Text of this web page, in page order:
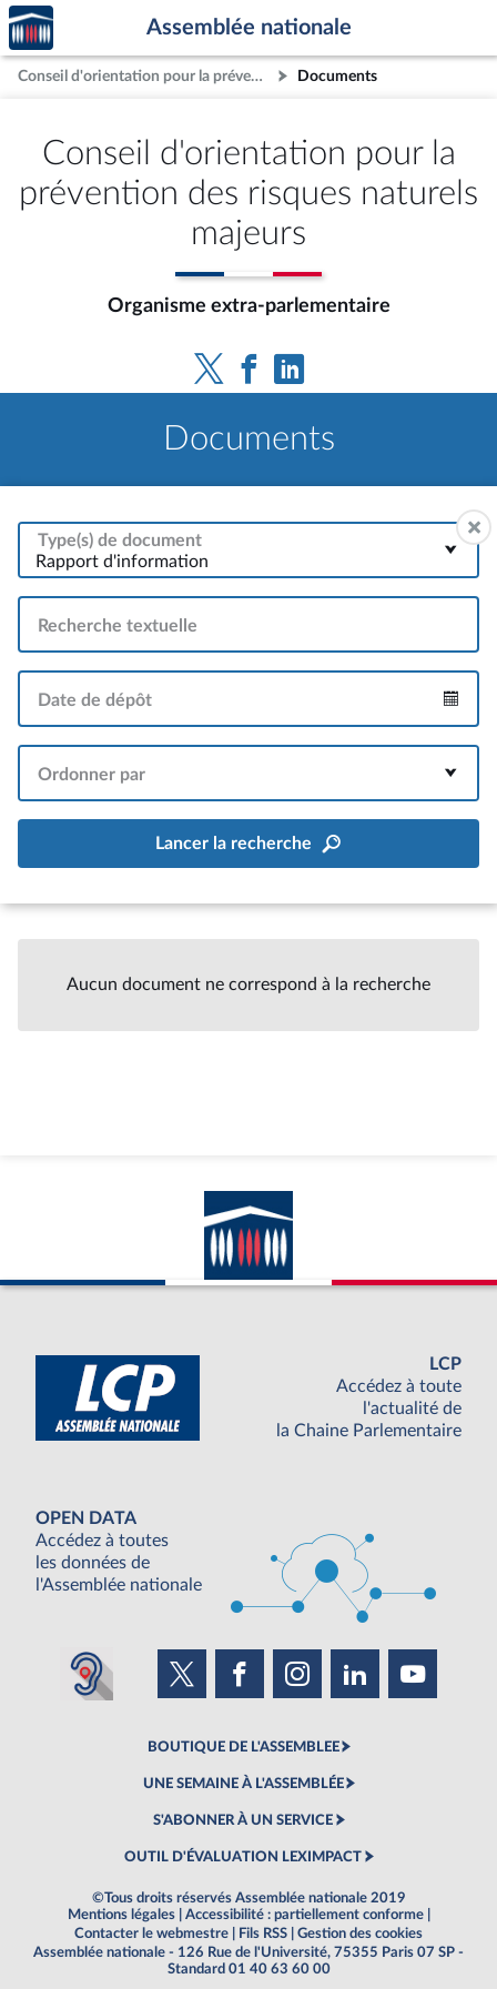
Aller au contenu
Aller en bas de la page
Accèder
à la
page
d'accueil
Assemblée nationale
Conseil d'orientation pour la prévention des risques naturels majeurs Documents
Conseil d'orientation pour la
prévention des risques naturels
majeurs
Organisme extra-parlementaire
Documents
Type(s) de document
Rapport d'information
Recherche textuelle
Date de dépôt
Ordonner par
Lancer la recherche
Aucun document ne correspond à la recherche
LCP
Accédez à toute
l'actualité de
la Chaine Parlementaire
OPEN DATA
Accédez à toutes
les données de
l'Assemblée nationale
BOUTIQUE DE L'ASSEMBLEE
UNE SEMAINE À L'ASSEMBLÉE
S'ABONNER À UN SERVICE
OUTIL D'ÉVALUATION LEXIMPACT
©Tous droits réservés Assemblée nationale 2019
Mentions légales
Accessibilité : partiellement conforme
Contacter le webmestre
Fils RSS
Gestion des cookies
Assemblée nationale - 126 Rue de l'Université, 75355 Paris 07 SP -
Standard 01 40 63 60 00